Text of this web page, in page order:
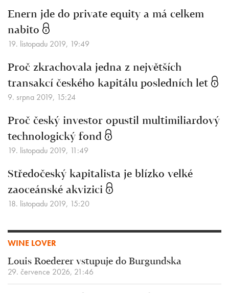
Enern jde do private equity a má celkem
nabito
19. listopadu 2019, 19:49
Proč zkrachovala jedna z největších
transakcí českého kapitálu posledních let
9. srpna 2019, 15:24
Proč český investor opustil multimiliardový
technologický fond
19. listopadu 2019, 11:49
Středočeský kapitalista je blízko velké
zaoceánské akvizici
18. listopadu 2019, 15:20
WINE LOVER
Louis Roederer vstupuje do Burgundska
29. července 2026, 21:46